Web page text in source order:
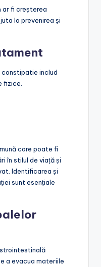
ar fi creșterea
la prevenirea și
includ
fizice.
care poate fi
în stilul de viață și
Identificarea și
sunt esențiale
a evacua materiile